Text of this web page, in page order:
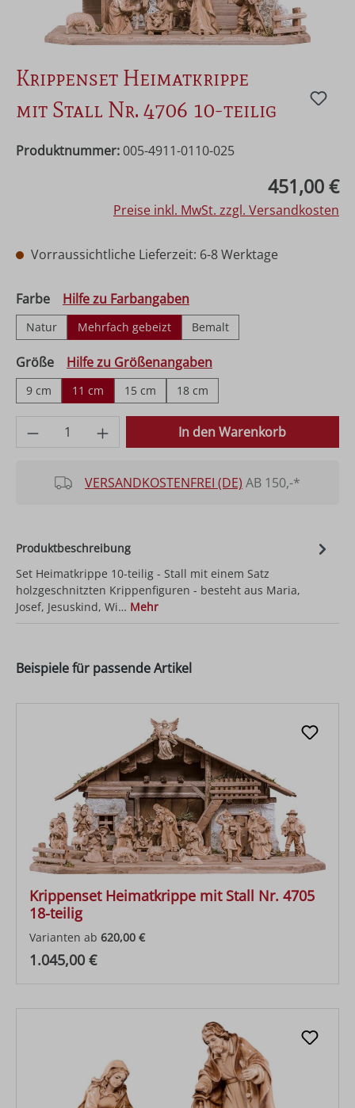
Krippenset Heimatkrippe
mit Stall Nr. 4706 10-teilig
Produktnummer: 005-4911-0110-025
451,00 €
Preise inkl. MwSt. zzgl. Versandkosten
Vorraussichtliche Lieferzeit: 6-8 Werktage
Farbeauswählen
Hilfe zu Farbangaben
Natur Mehrfach gebeizt Bemalt
Größeauswählen
Hilfe zu Größenangaben
9 cm 11 cm 15 cm 18 cm
Produkt Anzahl: Gib den gewünschten
In den Warenkorb
VERSANDKOSTENFREI (DE) AB 150,-*
Produktbeschreibung
Set Heimatkrippe 10-teilig - Stall mit einem Satz
holzgeschnitzten Krippenfiguren - besteht aus Maria,
Josef, Jesuskind, Wi… Mehr
Beispiele für passende Artikel
Krippenset Heimatkrippe mit Stall Nr. 4705
18-teilig
Varianten ab 620,00 €
Regulärer Preis:
1.045,00 €